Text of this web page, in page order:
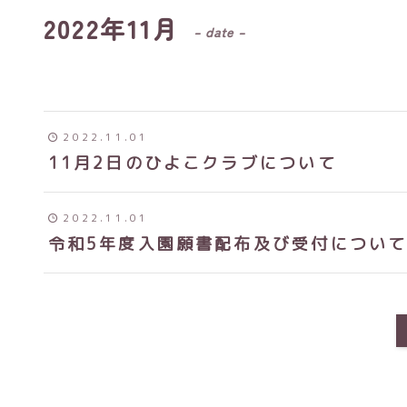
2022年11月 – date –
2022.11.01
11月2日のひよこクラブについて
2022.11.01
令和5年度入園願書配布及び受付について